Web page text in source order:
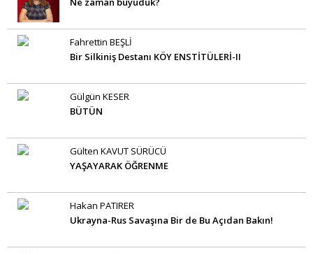
Fahrettin BEŞLİ
Bir Silkiniş Destanı KÖY ENSTİTÜLERİ-II
Gülgün KESER
BÜTÜN
Gülten KAVUT SÜRÜCÜ
YAŞAYARAK ÖĞRENME
Hakan PATIRER
Ukrayna-Rus Savaşına Bir de Bu Açıdan Bakın!